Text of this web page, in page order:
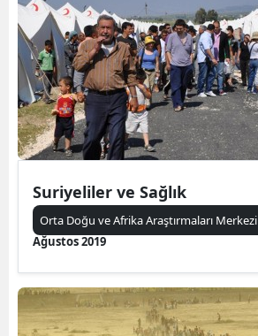
Suriyeliler ve Sağlık
Orta Doğu ve Afrika Araştırmaları Merkezi
Ağustos 2019